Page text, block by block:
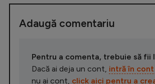
Adaugă comentariu
Pentru a comenta, trebuie să fii
Dacă ai deja un cont, intră în
nu ai cont, click aici pentru a